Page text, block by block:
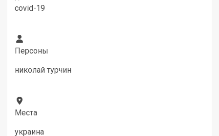
covid-19
Персоны
николай турчин
Места
украина